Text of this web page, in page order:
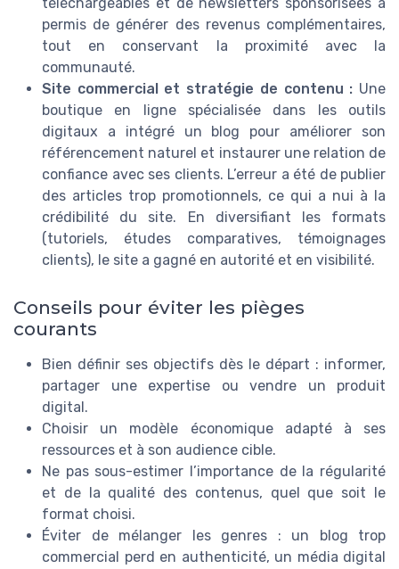
permis de générer des revenus complémentaires,
tout en conservant la proximité avec la
communauté.
Site commercial et stratégie de contenu : Une
boutique en ligne spécialisée dans les outils
digitaux a intégré un blog pour améliorer son
référencement naturel et instaurer une relation de
confiance avec ses clients. L’erreur a été de publier
des articles trop promotionnels, ce qui a nui à la
crédibilité du site. En diversifiant les formats
(tutoriels, études comparatives, témoignages
clients), le site a gagné en autorité et en visibilité.
Conseils pour éviter les pièges
courants
Bien définir ses objectifs dès le départ : informer,
partager une expertise ou vendre un produit
digital.
Choisir un modèle économique adapté à ses
ressources et à son audience cible.
Ne pas sous-estimer l’importance de la régularité
et de la qualité des contenus, quel que soit le
format choisi.
Éviter de mélanger les genres : un blog trop
commercial perd en authenticité, un média digital